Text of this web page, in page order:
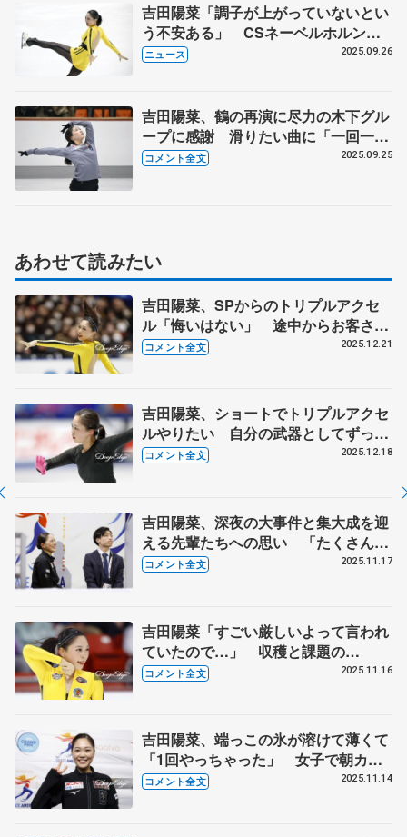
吉田陽菜「調子が上がっていないとい
う不安ある」 CSネーベルホルン
杯、女子SP11位
ニュース 2025.09.26
吉田陽菜、鶴の再演に尽力の木下グル
ープに感謝 滑りたい曲に「一回一
回、気持ちを込めたい」 【ネーベル
コメント全文 2025.09.25
あわせて読みたい
吉田陽菜、SPからのトリプルアクセ
ル「悔いはない」 途中からお客さん
が手拍子「それに乗って楽しむことが
コメント全文 2025.12.21
吉田陽菜、ショートでトリプルアクセ
ルやりたい 自分の武器としてずっと
挑戦し続けてきたので【全日本フィギ
コメント全文 2025.12.18
吉田陽菜、深夜の大事件と集大成を迎
える先輩たちへの思い 「たくさんお
世話になって、みんなと仲良くなれ
コメント全文 2025.11.17
吉田陽菜「すごい厳しいよって言われ
ていたので…」 収穫と課題の
SP【GP第5戦スケートアメリカ・女
コメント全文 2025.11.16
吉田陽菜、端っこの氷が溶けて薄くて
「1回やっちゃった」 女子で朝カフ
ェ「新葉ちゃんの部屋でハプニング
コメント全文 2025.11.14